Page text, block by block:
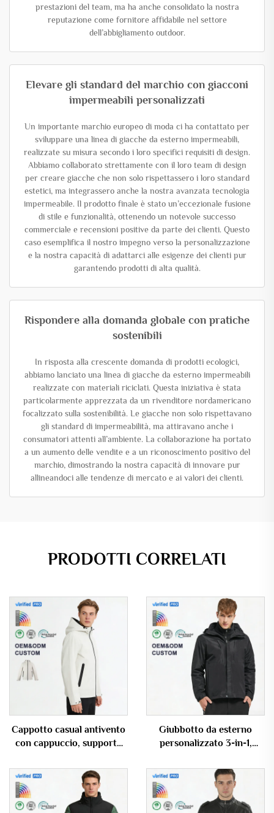
prestazioni del team, ma ha anche consolidato la nostra
reputazione come fornitore affidabile nel settore
dell’abbigliamento outdoor.
Elevare gli standard del marchio con giacconi
impermeabili personalizzati
Un importante marchio europeo di moda ci ha contattato per
sviluppare una linea di giacche da esterno impermeabili,
realizzate su misura secondo i loro specifici requisiti di design.
Abbiamo collaborato strettamente con il loro team di design
per creare giacche che non solo rispettassero i loro standard
estetici, ma integrassero anche la nostra avanzata tecnologia
impermeabile. Il prodotto finale è stato un’eccezionale fusione
di stile e funzionalità, ottenendo un notevole successo
commerciale e recensioni positive da parte dei clienti. Questo
caso esemplifica il nostro impegno verso la personalizzazione
e la nostra capacità di adattarci alle esigenze dei clienti pur
garantendo prodotti di alta qualità.
Rispondere alla domanda globale con pratiche
sostenibili
In risposta alla crescente domanda di prodotti ecologici,
abbiamo lanciato una linea di giacche da esterno impermeabili
realizzate con materiali riciclati. Questa iniziativa è stata
particolarmente apprezzata da un rivenditore nordamericano
focalizzato sulla sostenibilità. Le giacche non solo rispettavano
gli standard di impermeabilità, ma attiravano anche i
consumatori attenti all’ambiente. La collaborazione ha portato
a un aumento delle vendite e a un riconoscimento positivo del
marchio, dimostrando la nostra capacità di innovare pur
allineandoci alle tendenze di mercato e ai valori dei clienti.
PRODOTTI CORRELATI
Cappotto casual antivento
con cappuccio, supporto
esterno impermeabile per
Giubbotto da esterno
personalizzato 3-in-1,
capo esterno casual per
uomo